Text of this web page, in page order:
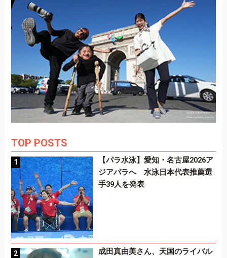
TOP POSTS
【パラ水泳】愛知・名古屋2026ア
ジアパラへ 水泳日本代表推薦選
手39人を発表
成田真由美さん、天国のライバル